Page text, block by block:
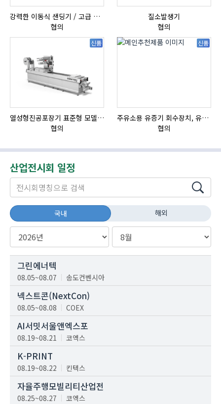
강력한 이동식 샌딩기 / 고급 이태리 IBIX샌드블라스터
협의
질소발생기
협의
신품
열성형진공포장기 표준형 모델 OMNIVAC S-200
협의
신품
주유소용 유증기 회수장치, 유증기 회수장치, 방폭형, 방폭형 유증기 회수장치
협의
산업전시회 일정
국내 해외
그린에너텍
08.05~08.07 송도컨벤시아
넥스트콘(NextCon)
08.05~08.08 COEX
AI서밋서울앤엑스포
08.19~08.21 코엑스
K-PRINT
08.19~08.22 킨텍스
자율주행모빌리티산업전
08.25~08.27 코엑스